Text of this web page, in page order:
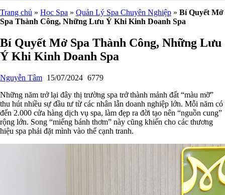
Trang chủ » Học Spa » Quản Lý Spa Chuyên Nghiệp » Bí Quyết Mở
Spa Thành Công, Những Lưu Ý Khi Kinh Doanh Spa
Bí Quyết Mở Spa Thành Công, Những Lưu
Ý Khi Kinh Doanh Spa
Nguyễn Tâm 15/07/2024 6779
Những năm trở lại đây thị trường spa trở thành mảnh đất “màu mỡ”
thu hút nhiều sự đầu tư từ các nhân lẫn doanh nghiệp lớn. Mỗi năm có
đến 2.000 cửa hàng dịch vụ spa, làm đẹp ra đời tạo nên “nguồn cung”
rộng lớn. Song “miếng bánh thơm” này cũng khiến cho các thương
hiệu spa phải đặt mình vào thế cạnh tranh.